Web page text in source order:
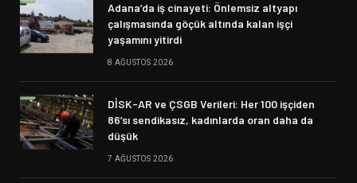
Adana’da iş cinayeti: Önlemsiz altyapı
çalışmasında göçük altında kalan işçi
yaşamını yitirdi
8 AĞUSTOS 2026
DİSK-AR ve ÇSGB Verileri: Her 100 işçiden
86’sı sendikasız, kadınlarda oran daha da
düşük
7 AĞUSTOS 2026